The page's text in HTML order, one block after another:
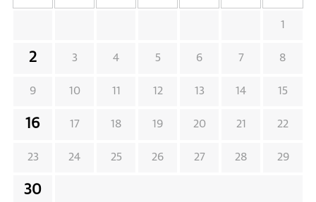
1
2 3 4 5 6 7 8
9 10 11 12 13 14 15
16 17 18 19 20 21 22
23 24 25 26 27 28 29
30